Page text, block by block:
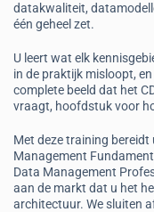
datakwaliteit,
één geheel zet.
U leert wat elk
in de praktijk misloopt,
complete beeld dat het
vraagt, hoofdstuk voor
Met deze training
Management
Data Management
aan de markt dat u het
architectuur. We sluiten